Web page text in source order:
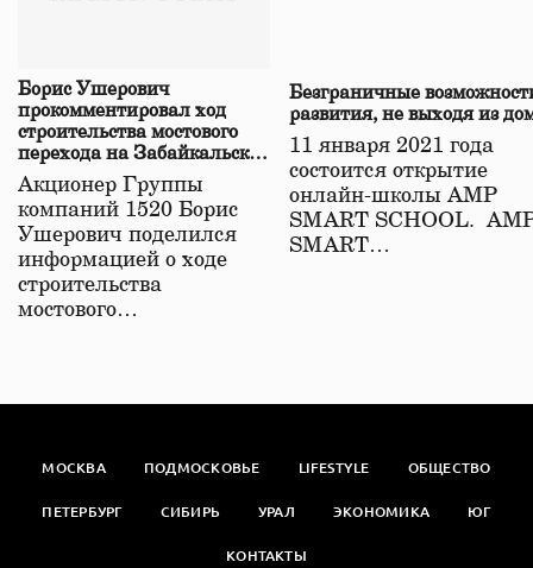
Борис Ушерович
прокомментировал ход
строительства мостового
перехода на Забайкальской
железной дороге
Акционер Группы
компаний 1520 Борис
Ушерович поделился
информацией о ходе
строительства
мостового…
Безграничные
развития, не выходя из
11 января 2021 года
состоится открытие
онлайн-школы АМР
SMART SCHOOL.
SMART…
МОСКВА ПОДМОСКОВЬЕ LIFESTYLE ОБЩЕСТВО
ПЕТЕРБУРГ СИБИРЬ УРАЛ ЭКОНОМИКА ЮГ
КОНТАКТЫ